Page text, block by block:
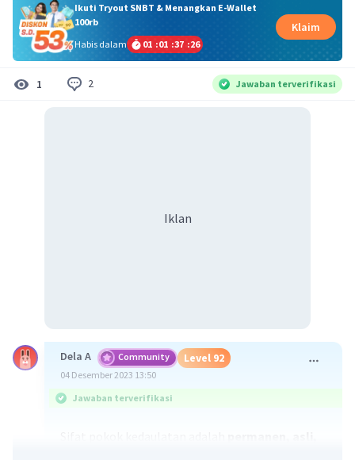
Ikuti Tryout SNBT & Menangkan E-Wallet
100rb
Habis dalam
01 :01 :37 :26
Klaim
1 2 Jawaban terverifikasi
Iklan
Dela A Community Level 92
04 Desember 2023 13:50
Jawaban terverifikasi